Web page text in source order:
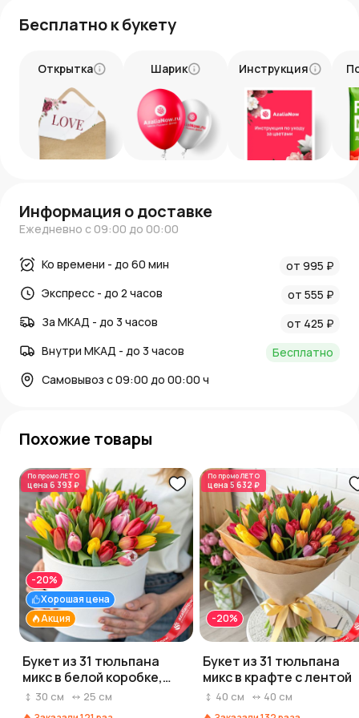
Бесплатно к букету
Открытка Шарик Инструкция
Информация о доставке
Ежедневно с 09:00 до 00:00
Ко времени - до 60 мин
от 995 ₽
Экспресс - до 2 часов
от 555 ₽
За МКАД - до 3 часов
от 425 ₽
Внутри МКАД - до 3 часов
Бесплатно
Самовывоз с 09:00 до 00:00 ч
Похожие товары
По промоЛЕТО
цена 6 393 ₽
Акция
Хорошая цена
-20%
Букет из 31 тюльпана
микс в белой коробке,
Россия
30 см 25 см
По промоЛЕТО
цена 5 632 ₽
-20%
Букет из 31 тюльпана
микс в крафте с лентой
40 см 40 см